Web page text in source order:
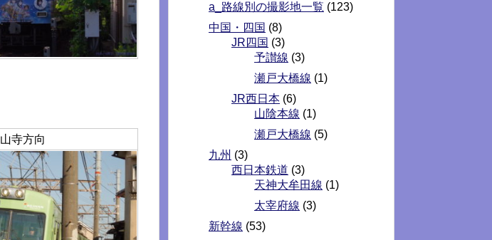
寺方向
a_路線別の撮影地一覧 (123)
中国・四国 (8)
JR四国 (3)
予讃線 (3)
瀬戸大橋線 (1)
JR西日本 (6)
山陰本線 (1)
瀬戸大橋線 (5)
九州 (3)
西日本鉄道 (3)
天神大牟田線 (1)
太宰府線 (3)
新幹線 (53)